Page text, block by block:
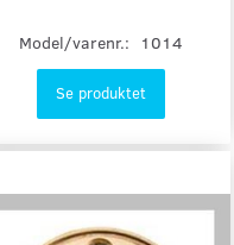
Model/varenr.: 1014
Se produktet